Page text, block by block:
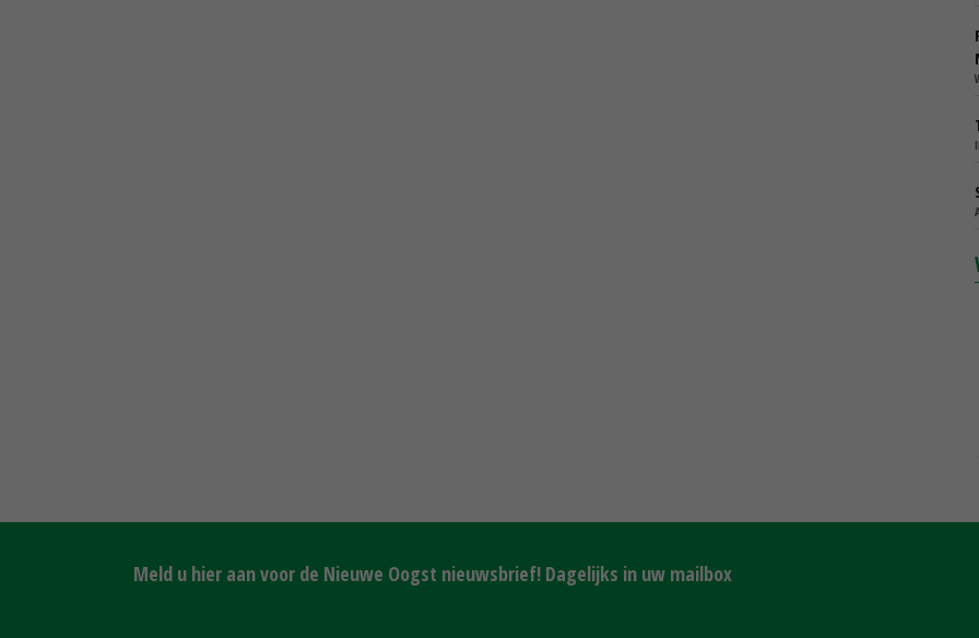
Meld u hier aan voor de Nieuwe Oogst nieuwsbrief! Dagelijks in uw mailbox